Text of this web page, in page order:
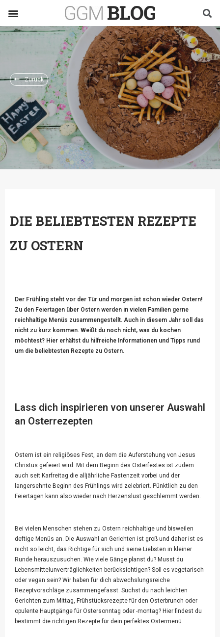
Zurück
DIE BELIEBTESTEN REZEPTE
ZU OSTERN
Der Frühling steht vor der Tür und morgen ist schon wieder Ostern!
Zu den Feiertagen über Ostern werden in vielen Familien gerne
reichhaltige Menüs zusammengestellt. Auch in diesem Jahr soll das
nicht zu kurz kommen. Weißt du noch nicht, was du kochen
möchtest? Hier erhältst du hilfreiche Informationen und Tipps rund
um die beliebtesten Rezepte zu Ostern.
Lass dich inspirieren von unserer Auswahl
an Osterrezepten
Ostern ist ein religiöses Fest, an dem die Auferstehung von Jesus
Christus gefeiert wird. Mit dem Beginn des Osterfestes ist zudem
auch seit Karfreitag die alljährliche Fastenzeit vorbei und der
langersehnte Beginn des Frühlings wird zelebriert. Pünktlich zu den
Feiertagen kann also wieder nach Herzenslust geschlemmt werden.
Bei vielen Menschen stehen zu Ostern reichhaltige und bisweilen
deftige Menüs an. Die Auswahl an Gerichten ist groß und daher ist es
nicht so leicht, das Richtige für sich und seine Liebsten in kleiner
Runde herauszusuchen. Wie viele Gänge planst du? Musst du
Lebensmittelunverträglichkeiten berücksichtigen? Soll es vegetarisch
oder vegan sein? Wir haben für dich abwechslungsreiche
Rezeptvorschläge zusammengefasst. Suchst du nach leichten
Gerichten zum Mittag, Frühstücksrezepte für den Osterbrunch oder
opulente Hauptgänge für Ostersonntag oder -montag? Hier findest du
bestimmt die richtigen Rezepte für dein perfektes Ostermenü.